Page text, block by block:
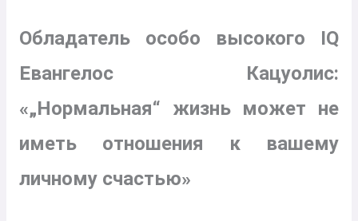
Обладатель особо высокого IQ
Евангелос Кацуолис:
«„Нормальная“ жизнь может не
иметь отношения к вашему
личному счастью»